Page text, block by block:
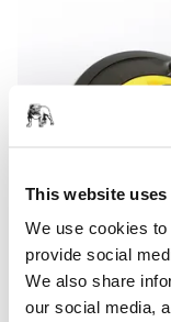
This website
We use cookies
provide social
We also share
our social media,
Mantenha os